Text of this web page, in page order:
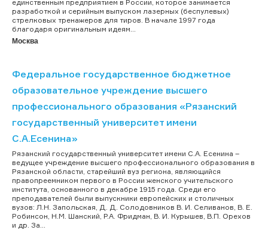
единственным предприятием в России, которое занимается
разработкой и серийным выпуском лазерных (беспулевых)
стрелковых тренажеров для тиров. В начале 1997 года
благодаря оригинальным идеям...
Москва
Федеральное государственное бюджетное
образовательное учреждение высшего
профессионального образования «Рязанский
государственный университет имени
С.А.Есенина»
Рязанский государственный университет имени С.А. Есенина –
ведущее учреждение высшего профессионального образования в
Рязанской области, старейший вуз региона, являющийся
правопреемником первого в России женского учительского
института, основанного в декабре 1915 года. Среди его
преподавателей были выпускники европейских и столичных
вузов: Л.Н. Запольская, Д. Д. Солодовников В. И. Селиванов, В. Е.
Робинсон, Н.М. Шанский, Р.А. Фридман, В. И. Курышев, В.П. Орехов
и др. За...